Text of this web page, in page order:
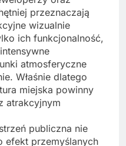
przeznaczają
wizualnie
ich funkcjonalność,
atmosferyczne
Właśnie dlatego
miejska powinny
atrakcyjnym
publiczna nie
efekt przemyślanych